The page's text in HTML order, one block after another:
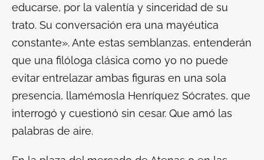
educarse, por la valentía y sinceridad de su
trato. Su conversación era una mayéutica
constante». Ante estas semblanzas, entenderán
que una filóloga clásica como yo no puede
evitar entrelazar ambas figuras en una sola
presencia, llamémosla Henríquez Sócrates, que
interrogó y cuestionó sin cesar. Que amó las
palabras de aire.